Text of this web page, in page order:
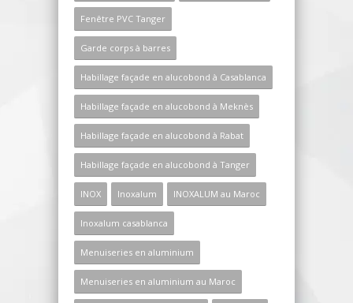
Fenêtre PVC Tanger
Garde corps à barres
Habillage façade en alucobond à Casablanca
Habillage façade en alucobond à Meknès
Habillage façade en alucobond à Rabat
Habillage façade en alucobond à Tanger
INOX Inoxalum INOXALUM au Maroc
Inoxalum casablanca
Menuiseries en aluminium
Menuiseries en aluminium au Maroc